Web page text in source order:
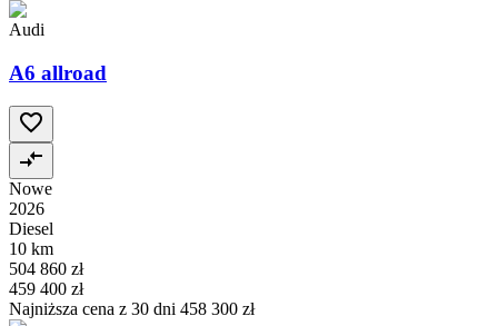
Audi
A6 allroad
Nowe
2026
Diesel
10 km
504 860 zł
459 400 zł
Najniższa cena z 30 dni 458 300 zł